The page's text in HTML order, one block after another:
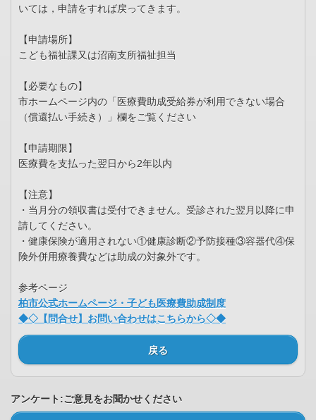
いては，申請をすれば戻ってきます。
【申請場所】
こども福祉課又は沼南支所福祉担当
【必要なもの】
市ホームページ内の「医療費助成受給券が利用できない場合
（償還払い手続き）」欄をご覧ください
【申請期限】
医療費を支払った翌日から2年以内
【注意】
・当月分の領収書は受付できません。受診された翌月以降に申
請してください。
・健康保険が適用されない①健康診断②予防接種③容器代④保
険外併用療養費などは助成の対象外です。
参考ページ
柏市公式ホームページ・子ども医療費助成制度
◆◇【問合せ】お問い合わせはこちらから◇◆
戻る
アンケート:ご意見をお聞かせください